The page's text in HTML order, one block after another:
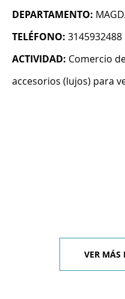
DEPARTAMENTO:
TELÉFONO: 3145932488
ACTIVIDAD: Comercio
accesorios (lujos) para
VER MÁS